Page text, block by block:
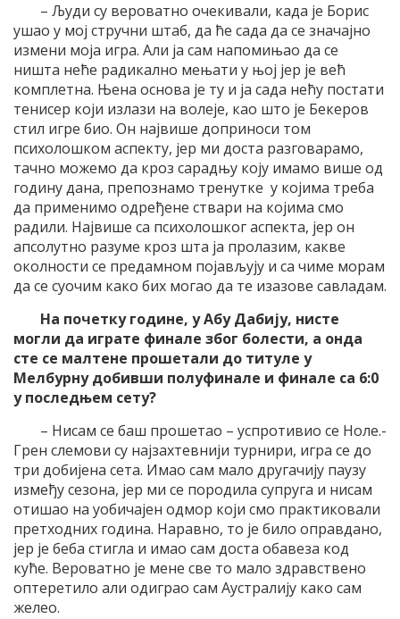
– Људи су вероватно очекивали, када је Борис
ушао у мој стручни штаб, да ће сада да се значајно
измени моја игра. Али ја сам напомињао да се
ништа неће радикално мењати у њој јер је већ
комплетна. Њена основа је ту и ја сада нећу постати
тенисер који излази на волеје, као што је Бекеров
стил игре био. Он највише доприноси том
психолошком аспекту, јер ми доста разговарамо,
тачно можемо да кроз сарадњу коју имамо више од
годину дана, препознамо тренутке у којима треба
да применимо одређене ствари на којима смо
радили. Највише са психолошког аспекта, јер он
апсолутно разуме кроз шта ја пролазим, какве
околности се предамном појављују и са чиме морам
да се суочим како бих могао да те изазове савладам.
На почетку године, у Абу Дабију, нисте
могли да играте финале због болести, а онда
сте се малтене прошетали до титуле у
Мелбурну добивши полуфинале и финале са 6:0
у последњем сету?
– Нисам се баш прошетао – успротивио се Ноле.-
Грен слемови су најзахтевнији турнири, игра се до
три добијена сета. Имао сам мало другачију паузу
између сезона, јер ми се породила супруга и нисам
отишао на уобичајен одмор који смо практиковали
претходних година. Наравно, то је било оправдано,
јер је беба стигла и имао сам доста обавеза код
куће. Вероватно је мене све то мало здравствено
оптеретило али одиграо сам Аустралију како сам
желео.